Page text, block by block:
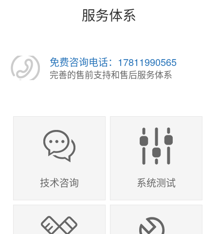
服务体系
免费咨询电话：17811990565
完善的售前支持和售后服务体系
技术咨询 系统测试